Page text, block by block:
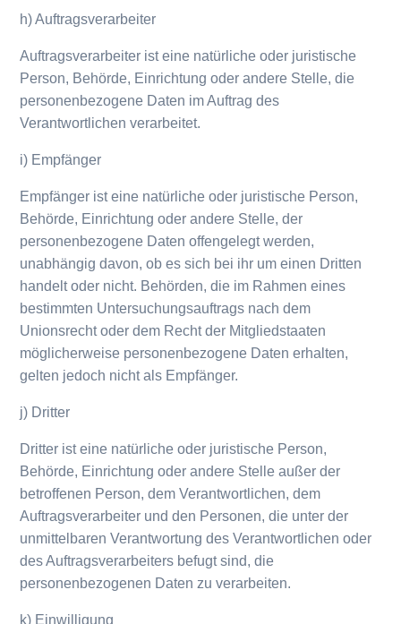
h) Auftragsverarbeiter
Auftragsverarbeiter ist eine natürliche oder juristische
Person, Behörde, Einrichtung oder andere Stelle, die
personenbezogene Daten im Auftrag des
Verantwortlichen verarbeitet.
i) Empfänger
Empfänger ist eine natürliche oder juristische Person,
Behörde, Einrichtung oder andere Stelle, der
personenbezogene Daten offengelegt werden,
unabhängig davon, ob es sich bei ihr um einen Dritten
handelt oder nicht. Behörden, die im Rahmen eines
bestimmten Untersuchungsauftrags nach dem
Unionsrecht oder dem Recht der Mitgliedstaaten
möglicherweise personenbezogene Daten erhalten,
gelten jedoch nicht als Empfänger.
j) Dritter
Dritter ist eine natürliche oder juristische Person,
Behörde, Einrichtung oder andere Stelle außer der
betroffenen Person, dem Verantwortlichen, dem
Auftragsverarbeiter und den Personen, die unter der
unmittelbaren Verantwortung des Verantwortlichen oder
des Auftragsverarbeiters befugt sind, die
personenbezogenen Daten zu verarbeiten.
k) Einwilligung